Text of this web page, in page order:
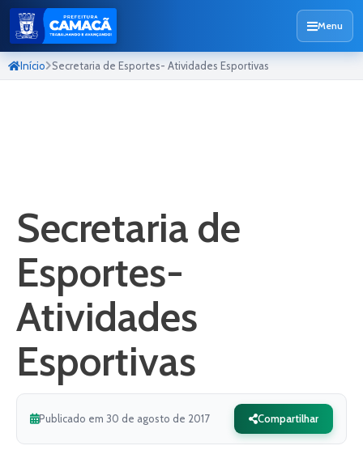
Menu
Início Secretaria de Esportes- Atividades Esportivas
Secretaria de
Esportes-
Atividades
Esportivas
Publicado em 30 de agosto de 2017 Compartilhar